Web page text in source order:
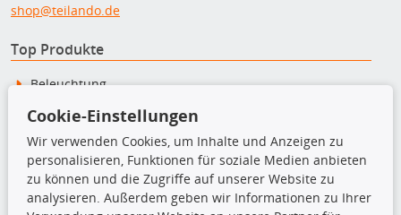
shop@teilando.de
Top Produkte
Beleuchtung
Bremsscheiben
Kupplungssatz
Querlenker
Radlager
Stoßdämpfer
Cookie-Einstellungen
Wir verwenden Cookies, um Inhalte und Anzeigen zu
personalisieren, Funktionen für soziale Medien anbieten
zu können und die Zugriffe auf unserer Website zu
analysieren. Außerdem geben wir Informationen zu Ihrer